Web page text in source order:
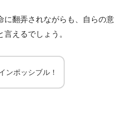
に翻弄されながらも、自らの意
えるでしょう。
ンポッシブル！